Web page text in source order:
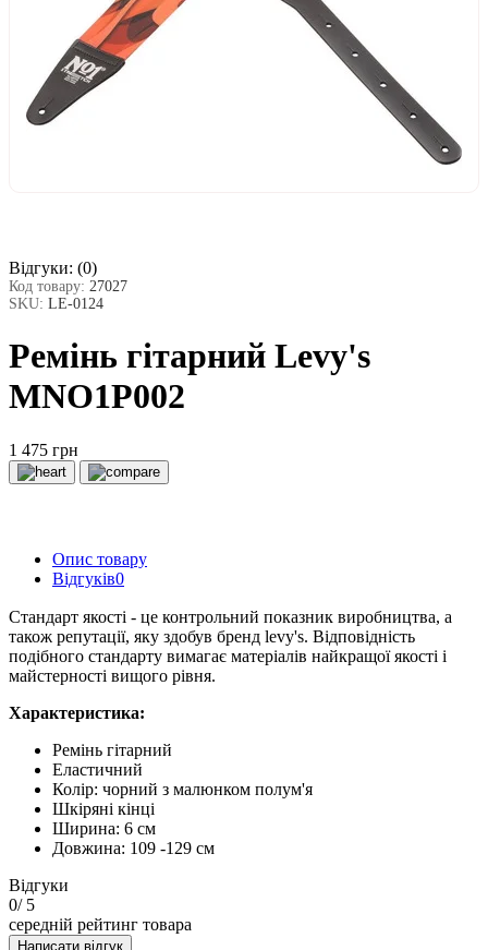
Відгуки: (0)
Код товару: 27027
SKU: LE-0124
Ремінь гітарний Levy's
MNO1P002
1 475 грн
Опис товару
Відгуків0
Стандарт якості - це контрольний показник виробництва, а
також репутації, яку здобув бренд levy's. Відповідність
подібного стандарту вимагає матеріалів найкращої якості і
майстерності вищого рівня.
Характеристика:
Ремінь гітарний
Еластичний
Колір: чорний з малюнком полум'я
Шкіряні кінці
Ширина: 6 см
Довжина: 109 -129 см
Відгуки
0/ 5
середній рейтинг товара
Написати відгук